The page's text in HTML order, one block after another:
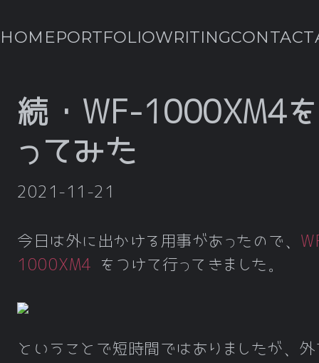
HOMEPORTFOLIOWRITINGCONTACT
続・WF-1000XM4
ってみた
2021-11-21
今日は外に出かける用事があったので、
1000XM4 をつけて行ってきました。
ということで短時間ではありましたが、